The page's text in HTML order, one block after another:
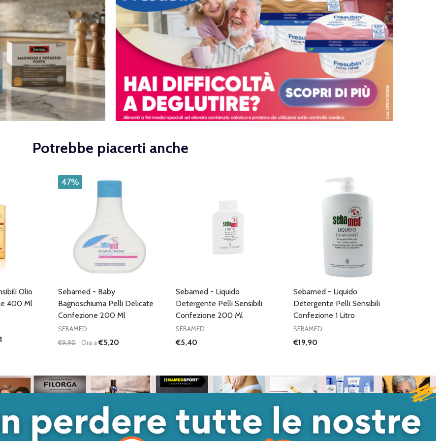
Potrebbe piacerti anche
Olio
400 Ml
47%
Sebamed - Baby
Bagnoschiuma Pelli Delicate
Confezione 200 Ml
SEBAMED
€9,90
Ora a€5,20
Sebamed - Liquido
Detergente Pelli Sensibili
Confezione 200 Ml
SEBAMED
€5,40
Sebamed - Liquido
Detergente Pelli Sensibili
Confezione 1 Litro
SEBAMED
€19,90